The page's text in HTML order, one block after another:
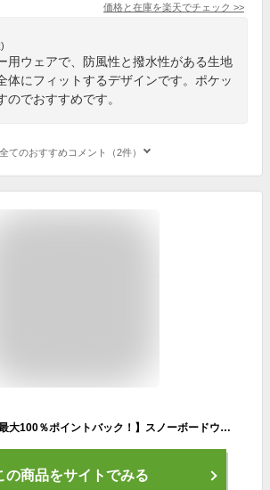
価格と在庫を楽天でチェック >>
用ウェアで、防風性と撥水性がある生地
体にフィットするデザインです。ポケッ
のでおすすめです。
全てのおすすめコメント（2件）
【当選確率2分の1！最大100％ポイントバック！】スノーボードウェア メンズ ユニセックス 上下セット スノボウェア ジャケット パンツ 43DEGREES 2023-2024モデル DLITE スキーウェア スノーボード ウェア スノボ ボード ウエア セット
の商品をサイトでみる